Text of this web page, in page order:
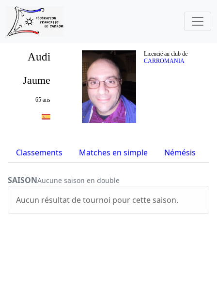
Audi
Licencié au club de
CARROMANIA
Jaume
65 ans
Classements Matches en simple Némésis
SAISONAucune saison en double
Aucun résultat de tournoi pour cette saison.